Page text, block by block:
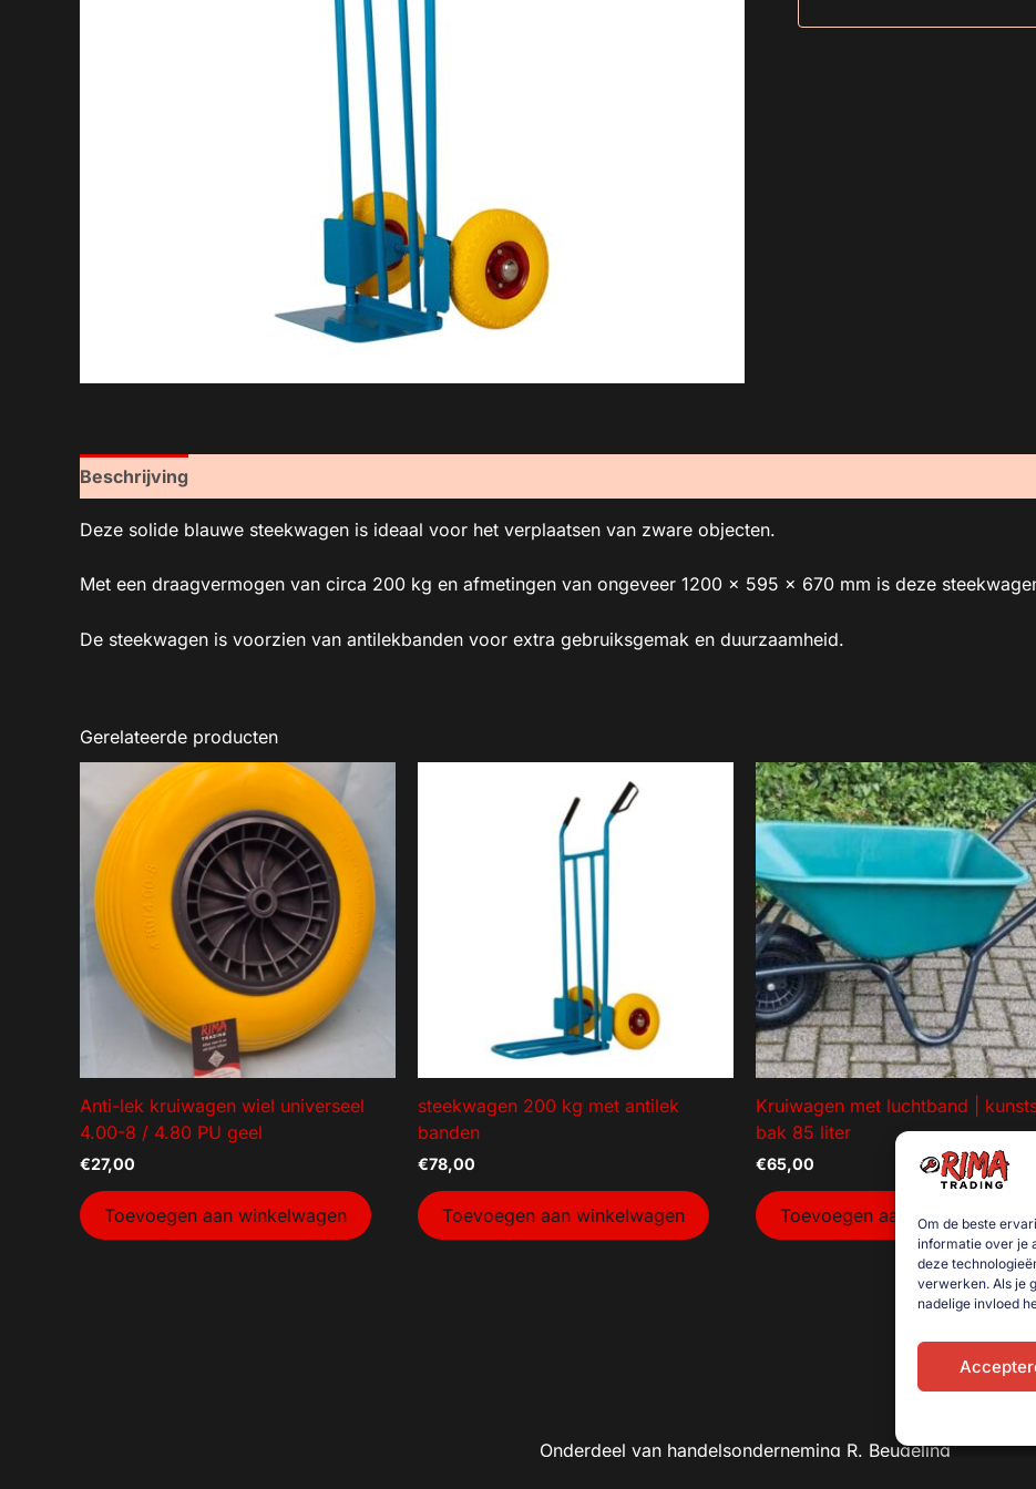
Om de beste
informatie over je
deze
verwerken. Als je
nadelige invloed
Beschrijving
Deze solide blauwe steekwagen is ideaal voor het verplaatsen van zware objecten.
Met een draagvermogen van circa 200 kg en afmetingen van ongeveer 1200 x 595 x 670 mm is deze
De steekwagen is voorzien van antilekbanden voor extra gebruiksgemak en duurzaamheid.
Gerelateerde producten
Anti-lek kruiwagen wiel universeel
4.00-8 / 4.80 PU geel
€27,00
Toevoegen aan winkelwagen
steekwagen 200 kg met antilek
banden
€78,00
Toevoegen aan winkelwagen
Kruiwagen met luchtband |
bak 85 liter
€65,00
Toevoegen aan winkelwagen
Onderdeel van handelsonderneming R. Beugeling